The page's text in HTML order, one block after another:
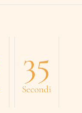
34
Secondi